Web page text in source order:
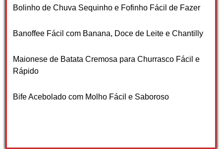
Bolinho de Chuva Sequinho e Fofinho Fácil de Fazer
Banoffee Fácil com Banana, Doce de Leite e Chantilly
Maionese de Batata Cremosa para Churrasco Fácil e
Rápido
Bife Acebolado com Molho Fácil e Saboroso